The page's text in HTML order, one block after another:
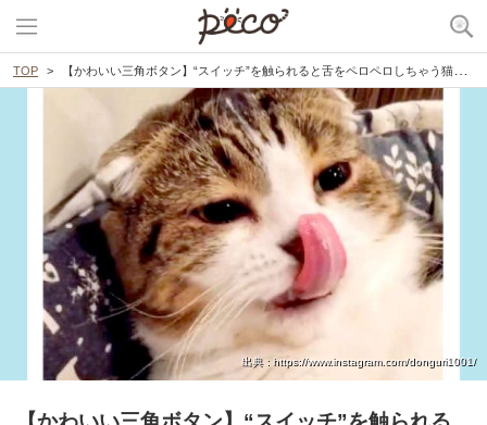
TOP 【かわいい三角ボタン】“スイッチ”を触られると舌をペロペロしちゃう猫さん。その場所というのは…♪
出典 : https://www.instagram.com/donguri1001/